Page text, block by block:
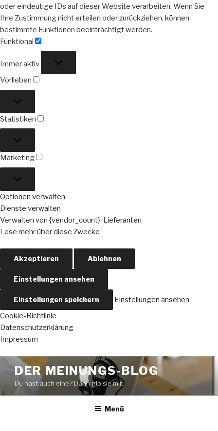
oder eindeutige IDs auf dieser Website verarbeiten. Wenn Sie
Ihre Zustimmung nicht erteilen oder zurückziehen, können
bestimmte Funktionen beeinträchtigt werden.
Funktional
Immer aktiv
Vorlieben
Statistiken
Marketing
Optionen verwalten
Dienste verwalten
Verwalten von {vendor_count}-Lieferanten
Lese mehr über diese Zwecke
Akzeptieren Ablehnen
Einstellungen ansehen
Einstellungen speichern
Einstellungen ansehen
Cookie-Richtlinie
Datenschutzerklärung
Impressum
Zum
Inhalt
springen
DER MEINUNGS-BLOG
Du hast auch eine? Dann gib sie mir..
Menü